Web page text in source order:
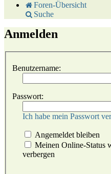
Foren-Übersicht
Suche
Anmelden
Benutzername:
Passwort:
Ich habe mein Passwort
Angemeldet bleiben
Meinen Online-Status
verbergen